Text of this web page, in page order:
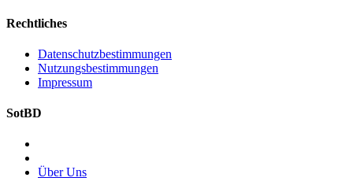
Rechtliches
Datenschutzbestimmungen
Nutzungsbestimmungen
Impressum
SotBD
Über Uns